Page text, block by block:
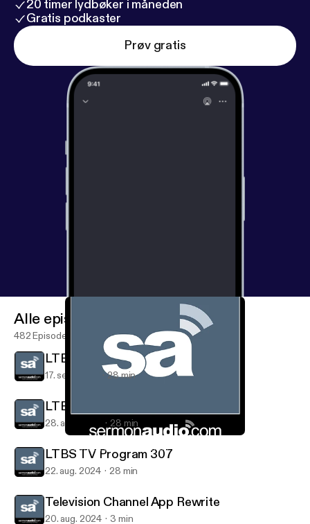
20 timer lydbøker i måneden
Gratis podkaster
Prøv gratis
Television on SermonAudio
Alle episoder
482 Episoder
LTBS TV Program 306
17. sep. 2024 28 min
LTBS TV Program 304
28. aug. 2024 28 min
LTBS TV Program 307
22. aug. 2024 28 min
Television Channel App Rewrite
20. aug. 2024 3 min